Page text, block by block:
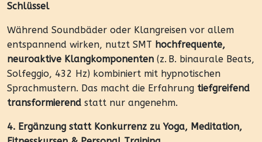
Schlüssel
Während Soundbäder oder Klangreisen vor allem
entspannend wirken, nutzt SMT hochfrequente,
neuroaktive Klangkomponenten (z. B. binaurale Beats,
Solfeggio, 432 Hz) kombiniert mit hypnotischen
Sprachmustern. Das macht die Erfahrung tiefgreifend
transformierend statt nur angenehm.
4. Ergänzung statt Konkurrenz zu Yoga, Meditation,